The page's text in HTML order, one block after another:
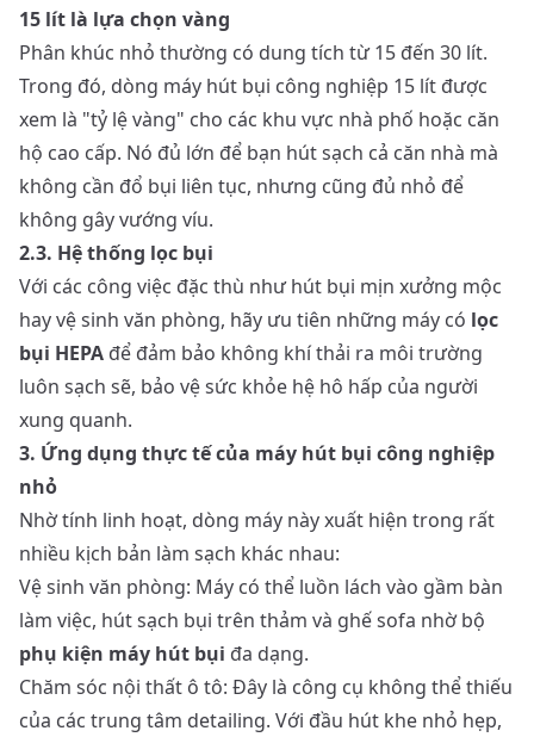
15 lít là lựa chọn vàng
Phân khúc nhỏ thường có dung tích từ 15 đến 30 lít.
Trong đó, dòng máy hút bụi công nghiệp 15 lít được
xem là "tỷ lệ vàng" cho các khu vực nhà phố hoặc căn
hộ cao cấp. Nó đủ lớn để bạn hút sạch cả căn nhà mà
không cần đổ bụi liên tục, nhưng cũng đủ nhỏ để
không gây vướng víu.
2.3. Hệ thống lọc bụi
Với các công việc đặc thù như hút bụi mịn xưởng mộc
hay vệ sinh văn phòng, hãy ưu tiên những máy có lọc
bụi HEPA để đảm bảo không khí thải ra môi trường
luôn sạch sẽ, bảo vệ sức khỏe hệ hô hấp của người
xung quanh.
3. Ứng dụng thực tế của máy hút bụi công nghiệp
nhỏ
Nhờ tính linh hoạt, dòng máy này xuất hiện trong rất
nhiều kịch bản làm sạch khác nhau:
Vệ sinh văn phòng: Máy có thể luồn lách vào gầm bàn
làm việc, hút sạch bụi trên thảm và ghế sofa nhờ bộ
phụ kiện máy hút bụi đa dạng.
Chăm sóc nội thất ô tô: Đây là công cụ không thể thiếu
của các trung tâm detailing. Với đầu hút khe nhỏ hẹp,